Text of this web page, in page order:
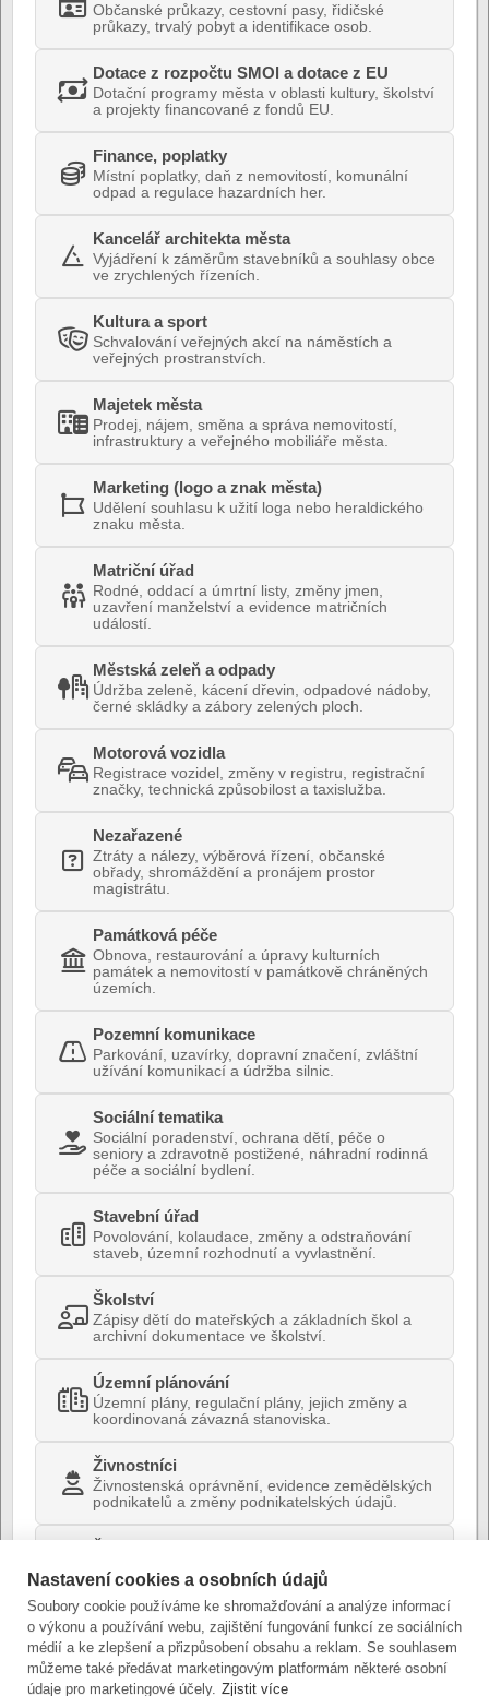
Občanské průkazy, cestovní pasy, řidičské
průkazy, trvalý pobyt a identifikace osob.
Dotace z rozpočtu SMOl a dotace z EU
Dotační programy města v oblasti kultury, školství
a projekty financované z fondů EU.
Finance, poplatky
Místní poplatky, daň z nemovitostí, komunální
odpad a regulace hazardních her.
Kancelář architekta města
Vyjádření k záměrům stavebníků a souhlasy obce
ve zrychlených řízeních.
Kultura a sport
Schvalování veřejných akcí na náměstích a
veřejných prostranstvích.
Majetek města
Prodej, nájem, směna a správa nemovitostí,
infrastruktury a veřejného mobiliáře města.
Marketing (logo a znak města)
Udělení souhlasu k užití loga nebo heraldického
znaku města.
Matriční úřad
Rodné, oddací a úmrtní listy, změny jmen,
uzavření manželství a evidence matričních
událostí.
Městská zeleň a odpady
Údržba zeleně, kácení dřevin, odpadové nádoby,
černé skládky a zábory zelených ploch.
Motorová vozidla
Registrace vozidel, změny v registru, registrační
značky, technická způsobilost a taxislužba.
Nezařazené
Ztráty a nálezy, výběrová řízení, občanské
obřady, shromáždění a pronájem prostor
magistrátu.
Památková péče
Obnova, restaurování a úpravy kulturních
památek a nemovitostí v památkově chráněných
územích.
Pozemní komunikace
Parkování, uzavírky, dopravní značení, zvláštní
užívání komunikací a údržba silnic.
Sociální tematika
Sociální poradenství, ochrana dětí, péče o
seniory a zdravotně postižené, náhradní rodinná
péče a sociální bydlení.
Stavební úřad
Povolování, kolaudace, změny a odstraňování
staveb, územní rozhodnutí a vyvlastnění.
Školství
Zápisy dětí do mateřských a základních škol a
archivní dokumentace ve školství.
Územní plánování
Územní plány, regulační plány, jejich změny a
koordinovaná závazná stanoviska.
Živnostníci
Živnostenská oprávnění, evidence zemědělských
podnikatelů a změny podnikatelských údajů.
Ochrana přírody, kácení dřevin, vodní
hospodářství, ovzduší, odpady a environmentální
stanoviska.
Nastavení cookies a osobních údajů
Soubory cookie používáme ke shromažďování a analýze informací
o výkonu a používání webu, zajištění fungování funkcí ze sociálních
médií a ke zlepšení a přizpůsobení obsahu a reklam. Se souhlasem
můžeme také předávat marketingovým platformám některé osobní
údaje pro marketingové účely. Zjistit více